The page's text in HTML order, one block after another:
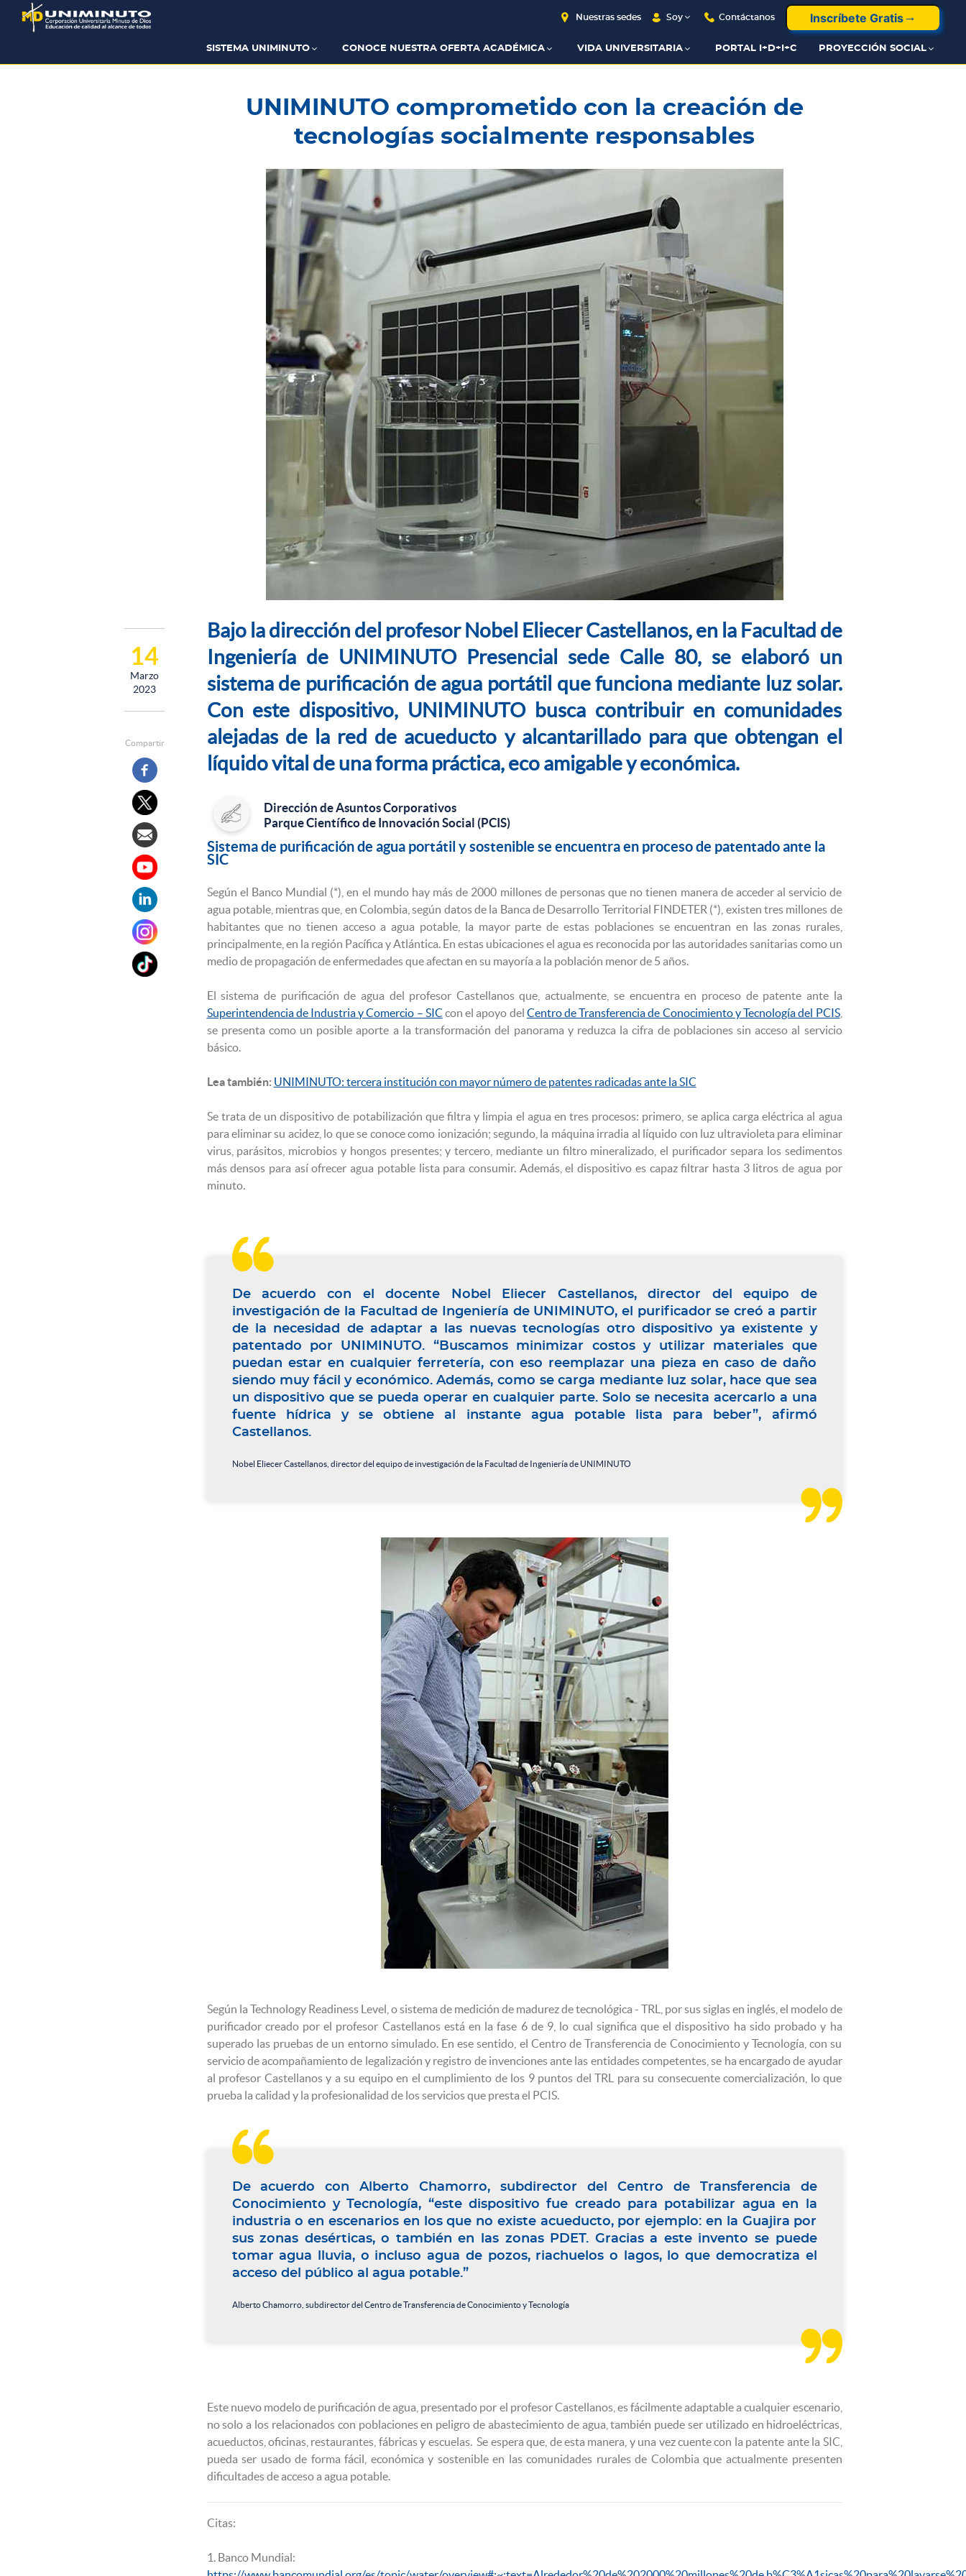
contenido
Nuestras sedes Soy Contáctanos Inscríbete Gratis
SISTEMA UNIMINUTO CONOCE NUESTRA OFERTA ACADÉMICA VIDA UNIVERSITARIA PORTAL I+D+I+C PROYECCIÓN SOCIAL
UNIMINUTO comprometido con la creación de
tecnologías socialmente responsables
Bajo la dirección del profesor Nobel Eliecer Castellanos, en la Facultad de
Ingeniería de UNIMINUTO Presencial sede Calle 80, se elaboró un
sistema de purificación de agua portátil que funciona mediante luz solar.
Con este dispositivo, UNIMINUTO busca contribuir en comunidades
alejadas de la red de acueducto y alcantarillado para que obtengan el
líquido vital de una forma práctica, eco amigable y económica.
Dirección de Asuntos Corporativos
Parque Científico de Innovación Social (PCIS)
Sistema de purificación de agua portátil y sostenible se encuentra en proceso de patentado ante la
SIC
Según el Banco Mundial (*), en el mundo hay más de 2000 millones de personas que no tienen manera de acceder al servicio de
agua potable, mientras que, en Colombia, según datos de la Banca de Desarrollo Territorial FINDETER (*), existen tres millones de
habitantes que no tienen acceso a agua potable, la mayor parte de estas poblaciones se encuentran en las zonas rurales,
principalmente, en la región Pacífica y Atlántica. En estas ubicaciones el agua es reconocida por las autoridades sanitarias como un
medio de propagación de enfermedades que afectan en su mayoría a la población menor de 5 años.
El sistema de purificación de agua del profesor Castellanos que, actualmente, se encuentra en proceso de patente ante la
Superintendencia de Industria y Comercio – SIC con el apoyo del Centro de Transferencia de Conocimiento y Tecnología del PCIS,
se presenta como un posible aporte a la transformación del panorama y reduzca la cifra de poblaciones sin acceso al servicio
básico.
Lea también: UNIMINUTO: tercera institución con mayor número de patentes radicadas ante la SIC
Se trata de un dispositivo de potabilización que filtra y limpia el agua en tres procesos: primero, se aplica carga eléctrica al agua
para eliminar su acidez, lo que se conoce como ionización; segundo, la máquina irradia al líquido con luz ultravioleta para eliminar
virus, parásitos, microbios y hongos presentes; y tercero, mediante un filtro mineralizado, el purificador separa los sedimentos
más densos para así ofrecer agua potable lista para consumir. Además, el dispositivo es capaz filtrar hasta 3 litros de agua por
minuto.

De acuerdo con el docente Nobel Eliecer Castellanos, director del equipo de
investigación de la Facultad de Ingeniería de UNIMINUTO, el purificador se creó a partir
de la necesidad de adaptar a las nuevas tecnologías otro dispositivo ya existente y
patentado por UNIMINUTO. “Buscamos minimizar costos y utilizar materiales que
puedan estar en cualquier ferretería, con eso reemplazar una pieza en caso de daño
siendo muy fácil y económico. Además, como se carga mediante luz solar, hace que sea
un dispositivo que se pueda operar en cualquier parte. Solo se necesita acercarlo a una
fuente hídrica y se obtiene al instante agua potable lista para beber”, afirmó
Castellanos.
Nobel Eliecer Castellanos, director del equipo de investigación de la Facultad de Ingeniería de UNIMINUTO

Según la Technology Readiness Level, o sistema de medición de madurez de tecnológica - TRL, por sus siglas en inglés, el modelo de
purificador creado por el profesor Castellanos está en la fase 6 de 9, lo cual significa que el dispositivo ha sido probado y ha
superado las pruebas de un entorno simulado. En ese sentido, el Centro de Transferencia de Conocimiento y Tecnología, con su
servicio de acompañamiento de legalización y registro de invenciones ante las entidades competentes, se ha encargado de ayudar
al profesor Castellanos y a su equipo en el cumplimiento de los 9 puntos del TRL para su consecuente comercialización, lo que
prueba la calidad y la profesionalidad de los servicios que presta el PCIS.

De acuerdo con Alberto Chamorro, subdirector del Centro de Transferencia de
Conocimiento y Tecnología, “este dispositivo fue creado para potabilizar agua en la
industria o en escenarios en los que no existe acueducto, por ejemplo: en la Guajira por
sus zonas desérticas, o también en las zonas PDET. Gracias a este invento se puede
tomar agua lluvia, o incluso agua de pozos, riachuelos o lagos, lo que democratiza el
acceso del público al agua potable.”
Alberto Chamorro, subdirector del Centro de Transferencia de Conocimiento y Tecnología

Este nuevo modelo de purificación de agua, presentado por el profesor Castellanos, es fácilmente adaptable a cualquier escenario,
no solo a los relacionados con poblaciones en peligro de abastecimiento de agua, también puede ser utilizado en hidroeléctricas,
acueductos, oficinas, restaurantes, fábricas y escuelas. Se espera que, de esta manera, y una vez cuente con la patente ante la SIC,
pueda ser usado de forma fácil, económica y sostenible en las comunidades rurales de Colombia que actualmente presenten
dificultades de acceso a agua potable.
Citas:
1. Banco Mundial:
14
Marzo
2023
Compartir